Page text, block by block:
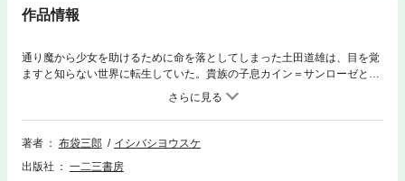
作品情報
通り魔から少女を助けるために命を落としてしまった土田道雄は、目を覚
ますと知らない世界に転生していた。貴族の子息カイン＝サンローゼとし
て新たな人生を歩むこととなった道雄は、5歳のある日スキルを授かるた
めの洗礼の儀を受ける。そこで授かったのは「土魔法」を始めとしたいく
つかの魔法と無限の魔力だった。これは土魔法と無限の魔力で領地の人々
を笑顔にしていく小さな少年の物語――。
著者 布袋三郎
イシバシヨウスケ
出版社
一二三書房